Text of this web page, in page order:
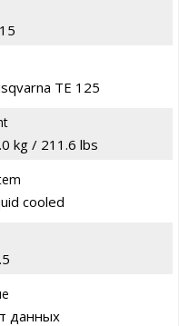
TE 125
kg / 211.6 lbs
cooled
данных